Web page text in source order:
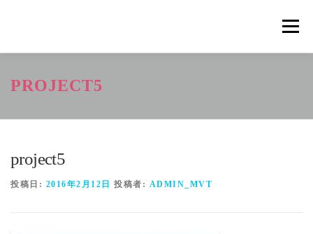
ン
キ
メニュ
概要 METHOD
新着情報 ショップ お問合せ
PROJECT5
project5
投稿日: 2016年2月12日 投稿者: ADMIN_MVT